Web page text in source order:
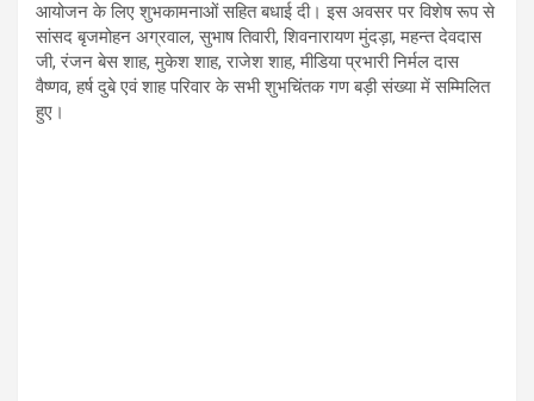
आयोजन के लिए शुभकामनाओं सहित बधाई दी। इस अवसर पर विशेष रूप से
सांसद बृजमोहन अग्रवाल, सुभाष तिवारी, शिवनारायण मुंदड़ा, महन्त देवदास
जी, रंजन बेस शाह, मुकेश शाह, राजेश शाह, मीडिया प्रभारी निर्मल दास
वैष्णव, हर्ष दुबे एवं शाह परिवार के सभी शुभचिंतक गण बड़ी संख्या में सम्मिलित
हुए।